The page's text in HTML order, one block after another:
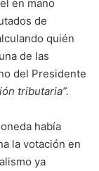
en mano
de
quién
de las
del Presidente
tributaria”.
había
la votación en
ya